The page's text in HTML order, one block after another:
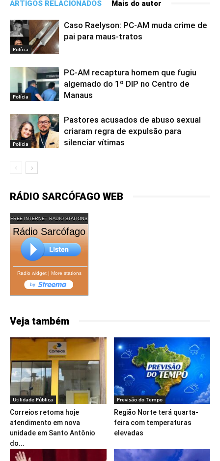
ARTIGOS RELACIONADOS Mais do autor
Polícia
Caso Raelyson: PC-AM muda crime de
pai para maus-tratos
Polícia
PC-AM recaptura homem que fugiu
algemado do 1º DIP no Centro de
Manaus
Polícia
Pastores acusados de abuso sexual
criaram regra de expulsão para
silenciar vítimas
RÁDIO SARCÓFAGO WEB
FREE INTERNET RADIO STATIONS
Rádio Sarcófago
Radio widget| More stations
Veja também
Utilidade Pública
Correios retoma hoje
atendimento em nova
unidade em Santo Antônio
do...
Previsão do Tempo
Região Norte terá quarta-
feira com temperaturas
elevadas